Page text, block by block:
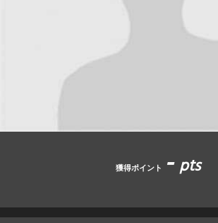
エントリー
JBCF ROAD SERIES
獲得ポイント -pts